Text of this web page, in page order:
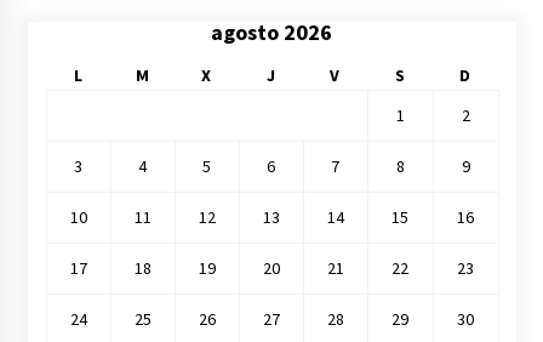
agosto 2026
L M X J V S
D
1
2
3 4 5 6 7 8 9
10 11 12 13 14 15 16
17 18 19 20 21 22 23
24 25 26 27 28 29 30